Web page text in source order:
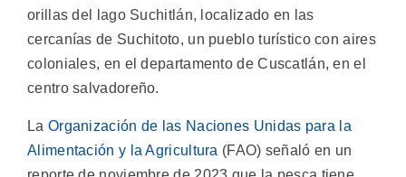
orillas del lago Suchitlán, localizado en las
cercanías de Suchitoto, un pueblo turístico con aires
coloniales, en el departamento de Cuscatlán, en el
centro salvadoreño.
La Organización de las Naciones Unidas para la
Alimentación y la Agricultura (FAO) señaló en un